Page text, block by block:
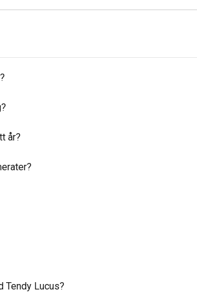
år?
Tendy Lucus?